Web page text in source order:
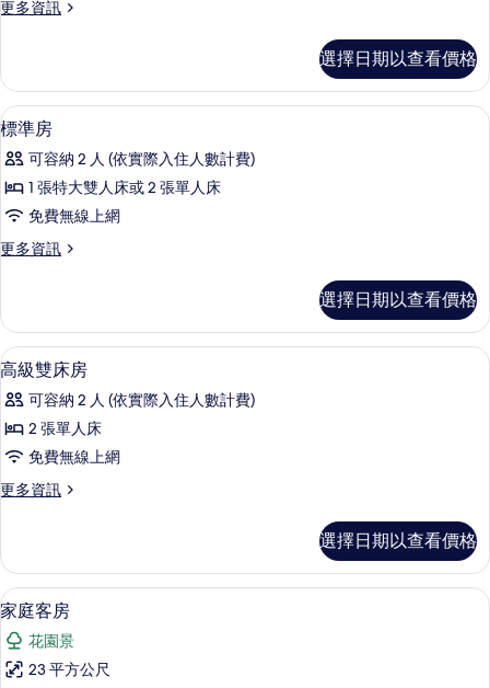
的
有
相
片
更多資訊
更
房
的
詳
選擇日期以查看價格
顯
示
標
準
房
的
有
相
片
1
標準房
可容納 2 人 (依實際入住人數計費)
1 張特大雙人床或 2 張單人床
免費無線上網
更多資訊
更
房
的
詳
選擇日期以查看價格
顯
示
高
級
雙
床
的
所
有
相
片
1
高級雙床房
可容納 2 人 (依實際入住人數計費)
2 張單人床
免費無線上網
更多資訊
更
雙
床
房
的
詳
情
選擇日期以查看價格
顯
示
家
家庭客房 | 羽絨被、迷你吧、客房內保
10
家庭客房
花園景
23 平方公尺